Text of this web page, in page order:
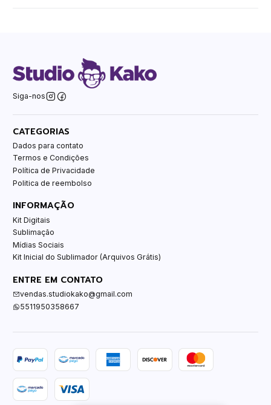
Siga-nos
CATEGORIAS
Dados para contato
Termos e Condições
Política de Privacidade
Politica de reembolso
INFORMAÇÃO
Kit Digitais
Sublimação
Mídias Sociais
Kit Inicial do Sublimador (Arquivos Grátis)
ENTRE EM CONTATO
vendas.studiokako@gmail.com
5511950358667